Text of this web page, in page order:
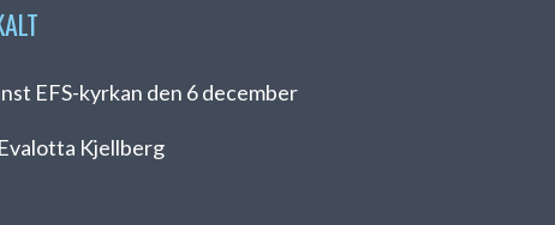
EFS-kyrkan den 6 december
Kjellberg